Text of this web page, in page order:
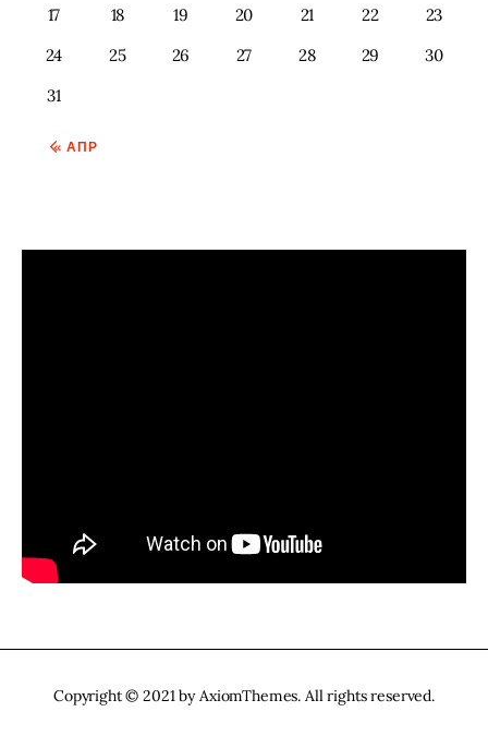
17
18 19 20 21 22
23
24
25 26 27 28 29
30
31
« АПР
Copyright © 2021 by AxiomThemes. All rights reserved.